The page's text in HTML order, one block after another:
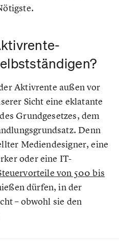
Aktivrente außen vor
Sicht eine eklatante
Grundgesetzes, dem
Denn
Mediendesigner, eine
oder eine IT-
von 500 bis
dürfen, in der
– obwohl sie den